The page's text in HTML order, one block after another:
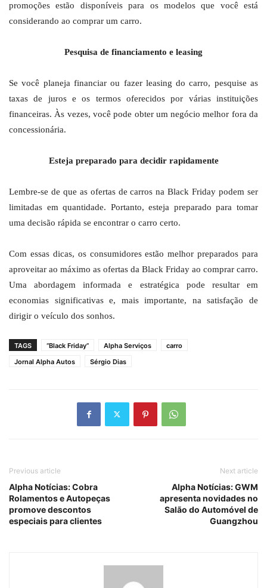
promoções estão disponíveis para os modelos que você está
considerando ao comprar um carro.
Pesquisa de financiamento e leasing
Se você planeja financiar ou fazer leasing do carro, pesquise as
taxas de juros e os termos oferecidos por várias instituições
financeiras. Às vezes, você pode obter um negócio melhor fora da
concessionária.
Esteja preparado para decidir rapidamente
Lembre-se de que as ofertas de carros na Black Friday podem ser
limitadas em quantidade. Portanto, esteja preparado para tomar
uma decisão rápida se encontrar o carro certo.
Com essas dicas, os consumidores estão melhor preparados para
aproveitar ao máximo as ofertas da Black Friday ao comprar carro.
Uma abordagem informada e estratégica pode resultar em
economias significativas e, mais importante, na satisfação de
dirigir o veículo dos sonhos.
TAGS “Black Friday” Alpha Serviços
carro
Jornal Alpha Autos
Sérgio Dias
Previous article
Alpha Notícias: Cobra
Rolamentos e Autopeças
promove descontos
especiais para clientes
Next article
Alpha Notícias: GWM
apresenta novidades no
Salão do Automóvel de
Guangzhou